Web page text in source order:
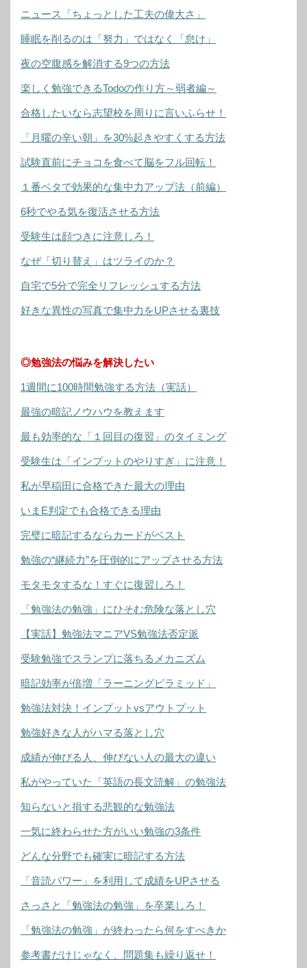
ニュース「ちょっとした工夫の偉大さ」
睡眠を削るのは「努力」ではなく「怠け」
夜の空腹感を解消する9つの方法
楽しく勉強できるTodoの作り方～弱者編～
合格したいなら志望校を周りに言いふらせ！
「月曜の辛い朝」を30%起きやすくする方法
試験直前にチョコを食べて脳をフル回転！
１番ベタで効果的な集中力アップ法（前編）
6秒でやる気を復活させる方法
受験生は顔つきに注意しろ！
なぜ「切り替え」はツライのか？
自宅で5分で完全リフレッシュする方法
好きな異性の写真で集中力をUPさせる裏技
◎勉強法の悩みを解決したい
1週間に100時間勉強する方法（実話）
最強の暗記ノウハウを教えます
最も効率的な「１回目の復習」のタイミング
受験生は「インプットのやりすぎ」に注意！
私が早稲田に合格できた最大の理由
いまE判定でも合格できる理由
完璧に暗記するならカードがベスト
勉強の“継続力”を圧倒的にアップさせる方法
モタモタするな！すぐに復習しろ！
「勉強法の勉強」にひそむ危険な落とし穴
【実話】勉強法マニアVS勉強法否定派
受験勉強でスランプに落ちるメカニズム
暗記効率が倍増「ラーニングピラミッド」
勉強法対決！インプットvsアウトプット
勉強好きな人がハマる落とし穴
成績が伸びる人、伸びない人の最大の違い
私がやっていた「英語の長文読解」の勉強法
知らないと損する悲観的な勉強法
一気に終わらせた方がいい勉強の3条件
どんな分野でも確実に暗記する方法
「音読パワー」を利用して成績をUPさせる
さっさと「勉強法の勉強」を卒業しろ！
「勉強法の勉強」が終わったら何をすべきか
参考書だけじゃなく、問題集も繰り返せ！